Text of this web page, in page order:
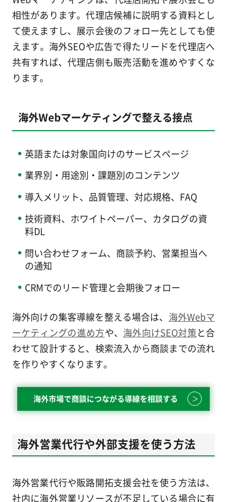
相性があります。代理店候補に説明する資料とし
て使えますし、展示会後のフォロー先としても使
えます。海外SEOや広告で得たリードを代理店へ
共有すれば、代理店側も販売活動を進めやすくな
ります。
海外Webマーケティングで整える接点
英語または対象国向けのサービスページ
業界別・用途別・課題別のコンテンツ
導入メリット、品質管理、対応規格、FAQ
技術資料、ホワイトペーパー、カタログの資
料DL
問い合わせフォーム、商談予約、営業担当へ
の通知
CRMでのリード管理と会期後フォロー
海外向けの集客導線を整える場合は、 海外Webマ
ーケティングの進め方や、 海外向けSEO対策と合
わせて設計すると、検索流入から商談までの流れ
を作りやすくなります。
海外市場で商談につながる導線を相談する
海外営業代行や外部支援を使う方法
海外営業代行や販路開拓支援会社を使う方法は、
社内に海外営業リソースが不足している場合に有